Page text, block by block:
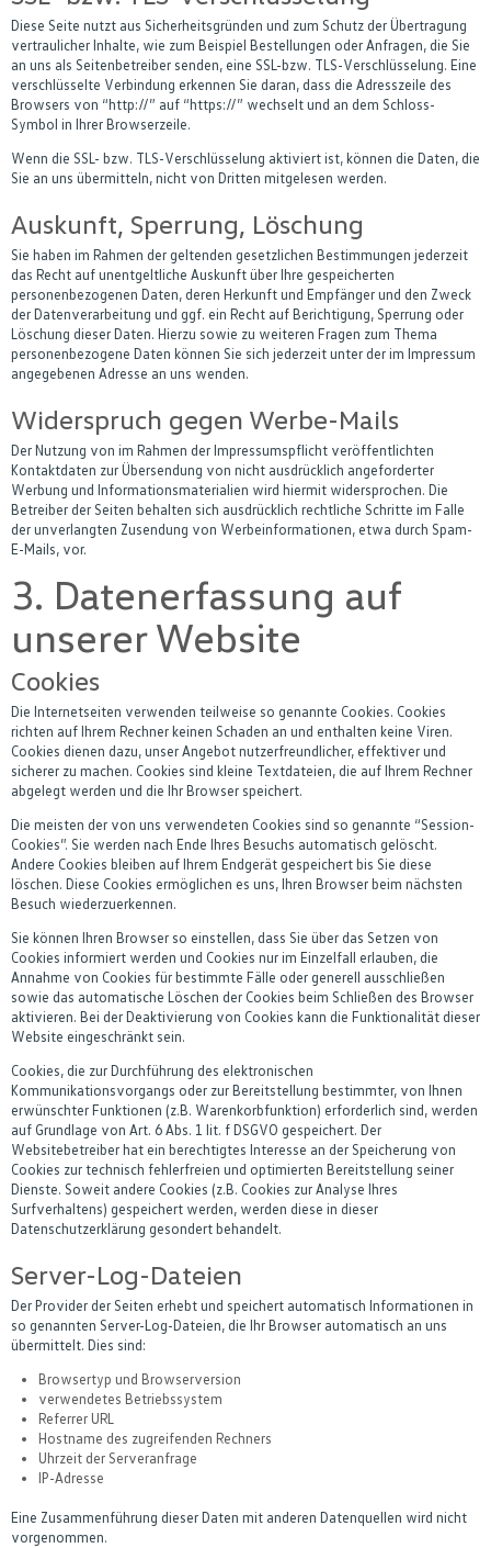
Diese Seite nutzt aus Sicherheitsgründen und zum Schutz der Übertragung
vertraulicher Inhalte, wie zum Beispiel Bestellungen oder Anfragen, die Sie
an uns als Seitenbetreiber senden, eine SSL-bzw. TLS-Verschlüsselung. Eine
verschlüsselte Verbindung erkennen Sie daran, dass die Adresszeile des
Browsers von “http://” auf “https://” wechselt und an dem Schloss-
Symbol in Ihrer Browserzeile.
Wenn die SSL- bzw. TLS-Verschlüsselung aktiviert ist, können die Daten, die
Sie an uns übermitteln, nicht von Dritten mitgelesen werden.
Auskunft, Sperrung, Löschung
Sie haben im Rahmen der geltenden gesetzlichen Bestimmungen jederzeit
das Recht auf unentgeltliche Auskunft über Ihre gespeicherten
personenbezogenen Daten, deren Herkunft und Empfänger und den Zweck
der Datenverarbeitung und ggf. ein Recht auf Berichtigung, Sperrung oder
Löschung dieser Daten. Hierzu sowie zu weiteren Fragen zum Thema
personenbezogene Daten können Sie sich jederzeit unter der im Impressum
angegebenen Adresse an uns wenden.
Widerspruch gegen Werbe-Mails
Der Nutzung von im Rahmen der Impressumspflicht veröffentlichten
Kontaktdaten zur Übersendung von nicht ausdrücklich angeforderter
Werbung und Informationsmaterialien wird hiermit widersprochen. Die
Betreiber der Seiten behalten sich ausdrücklich rechtliche Schritte im Falle
der unverlangten Zusendung von Werbeinformationen, etwa durch Spam-
E-Mails, vor.
3. Datenerfassung auf
unserer Website
Cookies
Die Internetseiten verwenden teilweise so genannte Cookies. Cookies
richten auf Ihrem Rechner keinen Schaden an und enthalten keine Viren.
Cookies dienen dazu, unser Angebot nutzerfreundlicher, effektiver und
sicherer zu machen. Cookies sind kleine Textdateien, die auf Ihrem Rechner
abgelegt werden und die Ihr Browser speichert.
Die meisten der von uns verwendeten Cookies sind so genannte “Session-
Cookies”. Sie werden nach Ende Ihres Besuchs automatisch gelöscht.
Andere Cookies bleiben auf Ihrem Endgerät gespeichert bis Sie diese
löschen. Diese Cookies ermöglichen es uns, Ihren Browser beim nächsten
Besuch wiederzuerkennen.
Sie können Ihren Browser so einstellen, dass Sie über das Setzen von
Cookies informiert werden und Cookies nur im Einzelfall erlauben, die
Annahme von Cookies für bestimmte Fälle oder generell ausschließen
sowie das automatische Löschen der Cookies beim Schließen des Browser
aktivieren. Bei der Deaktivierung von Cookies kann die Funktionalität dieser
Website eingeschränkt sein.
Cookies, die zur Durchführung des elektronischen
Kommunikationsvorgangs oder zur Bereitstellung bestimmter, von Ihnen
erwünschter Funktionen (z.B. Warenkorbfunktion) erforderlich sind, werden
auf Grundlage von Art. 6 Abs. 1 lit. f DSGVO gespeichert. Der
Websitebetreiber hat ein berechtigtes Interesse an der Speicherung von
Cookies zur technisch fehlerfreien und optimierten Bereitstellung seiner
Dienste. Soweit andere Cookies (z.B. Cookies zur Analyse Ihres
Surfverhaltens) gespeichert werden, werden diese in dieser
Datenschutzerklärung gesondert behandelt.
Server-Log-Dateien
Der Provider der Seiten erhebt und speichert automatisch Informationen in
so genannten Server-Log-Dateien, die Ihr Browser automatisch an uns
übermittelt. Dies sind:
Browsertyp und Browserversion
verwendetes Betriebssystem
Referrer URL
Hostname des zugreifenden Rechners
Uhrzeit der Serveranfrage
IP-Adresse
Eine Zusammenführung dieser Daten mit anderen Datenquellen wird nicht
vorgenommen.